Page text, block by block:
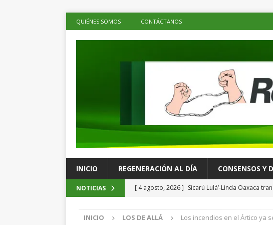
QUIÉNES SOMOS CONTÁCTANOS
INICIO REGENERACIÓN AL DÍA CONSENSOS Y
NOTICIAS [ 4 agosto, 2026 ] Sicarú Lulá’-Linda Oaxaca
[ 4 agosto, 2026 ] Presenta Sectur Oaxaca
INICIO LOS DE ALLÁ Los incendios en el Ártico ya